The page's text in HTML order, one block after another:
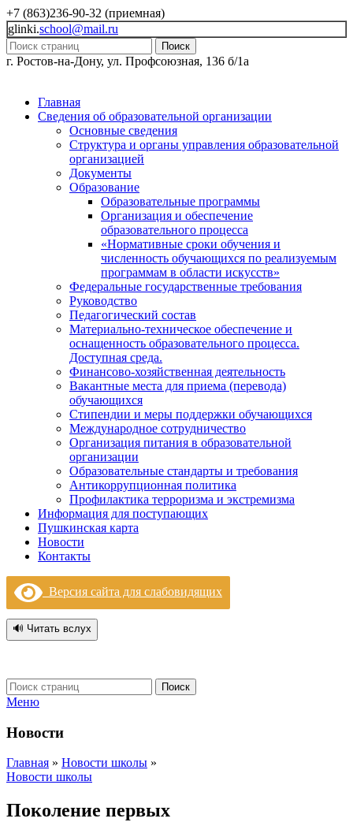
+7 (863)236-90-32 (приемная)
glinki.school@mail.ru
Поиск
г. Ростов-на-Дону, ул. Профсоюзная, 136 б/1а
Главная
Сведения об образовательной организации
Основные сведения
Структура и органы управления образовательной
организацией
Документы
Образование
Образовательные программы
Организация и обеспечение
образовательного процесса
«Нормативные сроки обучения и
численность обучающихся по реализуемым
программам в области искусств»
Федеральные государственные требования
Руководство
Педагогический состав
Материально-техническое обеспечение и
оснащенность образовательного процесса.
Доступная среда.
Финансово-хозяйственная деятельность
Вакантные места для приема (перевода)
обучающихся
Стипендии и меры поддержки обучающихся
Международное сотрудничество
Организация питания в образовательной
организации
Образовательные стандарты и требования
Антикоррупционная политика
Профилактика терроризма и экстремизма
Информация для поступающих
Пушкинская карта
Новости
Контакты
Версия сайта для слабовидящих
🔊 Читать вслух
Поиск
Меню
Новости
Главная » Новости школы »
Новости школы
Поколение первых